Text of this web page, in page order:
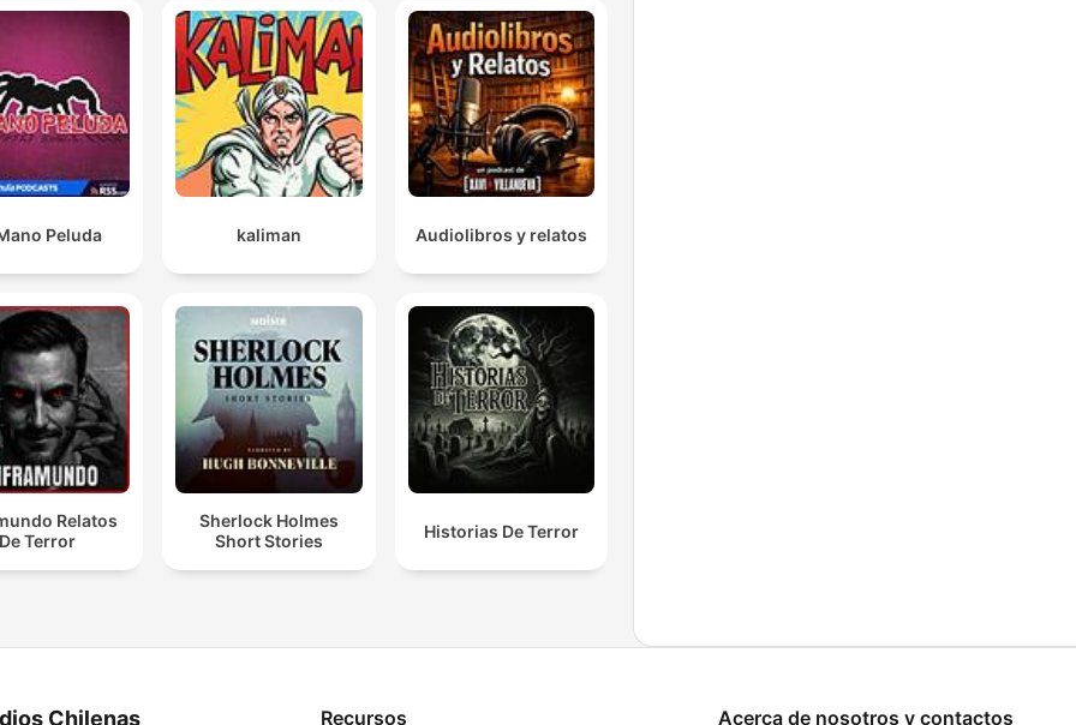
Peluda kaliman Audiolibros y relatos
Relatos
Terror
Sherlock Holmes
Short Stories
Historias De Terror
Chilenas Recursos Acerca de nosotros y contactos